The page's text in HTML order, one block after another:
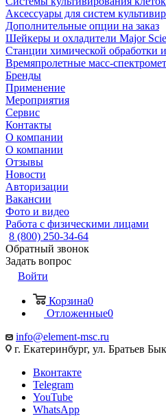
Аксессуары для систем
Дополнительные опции на заказ
Шейкеры и охладители Major
Станции химической обработки
Времяпролетные масс-
Бренды
Применение
Мероприятия
Сервис
Контакты
О компании
О компании
Отзывы
Новости
Авторизации
Вакансии
Фото и видео
Работа с физическими лицами
8 (800) 250-34-64
Обратный звонок
Задать вопрос
Войти
Корзина0
Отложенные0
info@element-msc.ru
г. Екатеринбург, ул. Братьев
Вконтакте
Telegram
YouTube
WhatsApp